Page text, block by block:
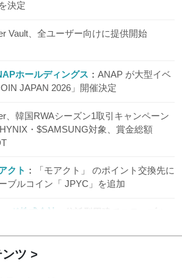
決定
Vault、全ユーザー向けに提供開始
ホールディングス
ANAP が大型イベ
JAPAN 2026」開催決定
、韓国RWAシーズン1取引キャンペーン
・$SAMSUNG対象、賞金総額
クト
「モアクト」 のポイント交換先に
ブルコイン「 JPYC」を追加
ド株式会社
信託型円建てステーブル
ツ